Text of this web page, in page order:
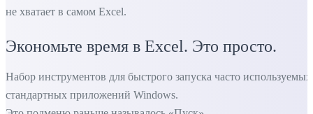
не хватает в самом Excel.
Экономьте время в Excel. Это просто.
Набор инструментов для быстрого запуска часто используемых
стандартных приложений Windows.